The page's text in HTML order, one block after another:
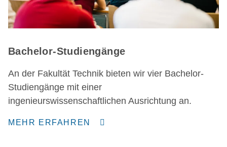
Bachelor-Studiengänge
An der Fakultät Technik bieten wir vier Bachelor-
Studiengänge mit einer
ingenieurswissenschaftlichen Ausrichtung an.
MEHR ERFAHREN